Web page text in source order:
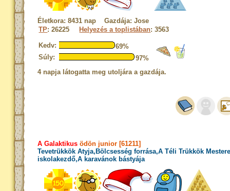
Életkora: 8431 nap Gazdája: Jose
TP: 26225 Helyezés a toplistában: 3563
Kedv:
69%
Súly:
97%
4 napja látogatta meg utoljára a gazdája.
A Galaktikus ödön junior [61211]
Tevetrükkök Atyja,Bölcsesség forrása,A Téli Trükkök
iskolakezdő,A karavánok bástyája